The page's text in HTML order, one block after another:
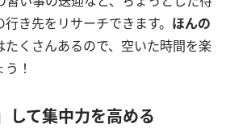
き先をリサーチできます。 ほんの
たくさんあるので、空いた時間を楽
！
して集中力を高める